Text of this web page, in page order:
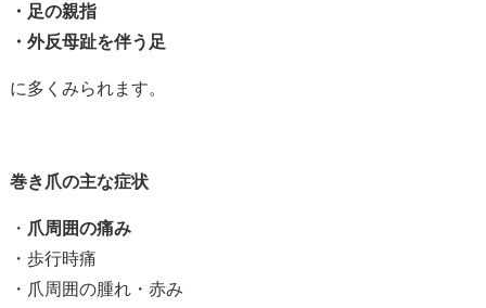
・足の親指
・外反母趾を伴う足
に多くみられます。
巻き爪の主な症状
・ 爪周囲の痛み
・歩行時痛
・爪周囲の腫れ・赤み